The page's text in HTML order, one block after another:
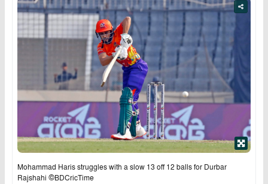
Mohammad Haris struggles with a slow 13 off 12 balls for Durbar
Rajshahi ©BDCricTime